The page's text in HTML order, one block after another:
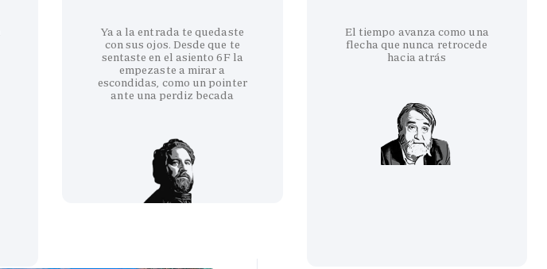
Ya a la entrada te quedaste
con sus ojos. Desde que te
sentaste en el asiento 6F la
empezaste a mirar a
escondidas, como un pointer
ante una perdiz becada
El tiempo avanza como una
flecha que nunca retrocede
hacia atrás